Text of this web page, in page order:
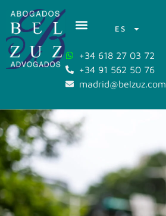
ES
+34 618 27 03 72
+34 91 562 50 76
madrid@belzuz.com